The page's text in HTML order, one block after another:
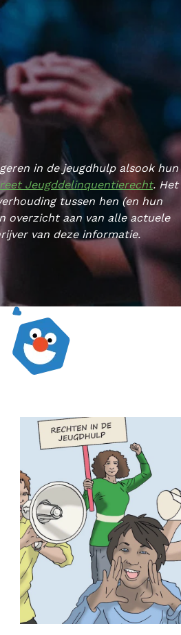
in de jeugdhulp alsook hun
Jeugddelinquentierecht. Het
tussen hen (en hun
overzicht aan van alle actuele
van deze informatie.